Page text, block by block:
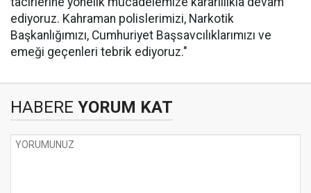
ediyoruz. Kahraman polislerimizi, Narkotik
Başkanlığımızı, Cumhuriyet Başsavcılıklarımızı ve
emeği geçenleri tebrik ediyoruz."
HABERE YORUM KAT